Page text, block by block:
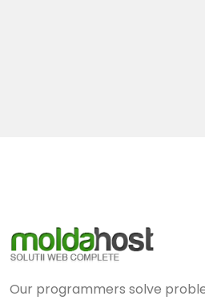
Our programmers solve